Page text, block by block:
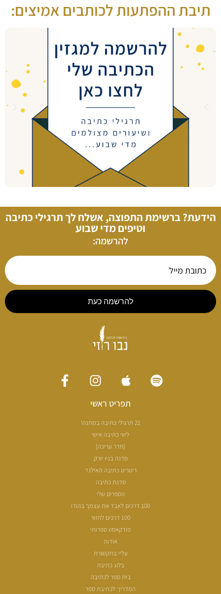
תיבת ההפתעות לכותבים אמיצים:
הידעת? ברשימת התפוצה, אשלח לך תרגילי כתיבה
וטיפים מדי שבוע
להרשמה:
להרשמה כעת
תפריט ראשי
21 תרגילי כתיבה במתנה!
ליווי כתיבה אישי
[חדר עריכה]
סדנה בניו יורק
ריטריט כתיבה תאילנד
סדנת כתיבה
הספרים שלי
100 דרכים לאבד את עצמך בהודו
100 דרכים לחזור
פודקאסט ספרותי
אודות
עליי בתקשורת
בלוג כתיבה
בית ספר לכתיבה
המדריך לכתיבת ספר